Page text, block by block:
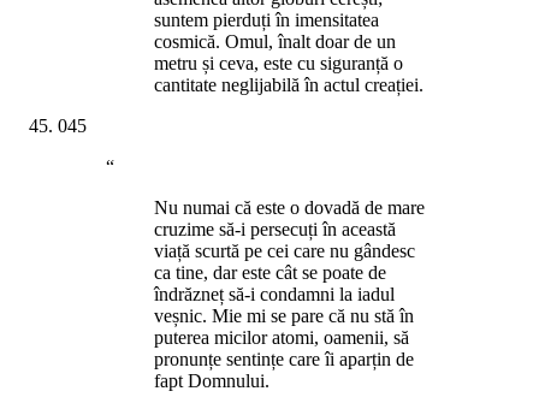
suntem pierduți în imensitatea
cosmică. Omul, înalt doar de un
metru și ceva, este cu siguranță o
cantitate neglijabilă în actul creației.
045
“
Nu numai că este o dovadă de mare
cruzime să-i persecuți în această
viață scurtă pe cei care nu gândesc
ca tine, dar este cât se poate de
îndrăzneț să-i condamni la iadul
veșnic. Mie mi se pare că nu stă în
puterea micilor atomi, oamenii, să
pronunțe sentințe care îi aparțin de
fapt Domnului.